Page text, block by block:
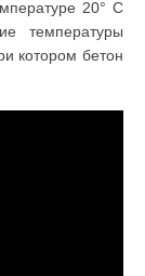
20° C
температуры
котором бетон